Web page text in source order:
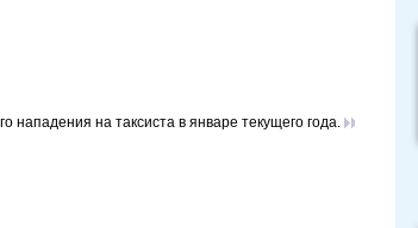
на таксиста в январе текущего года.